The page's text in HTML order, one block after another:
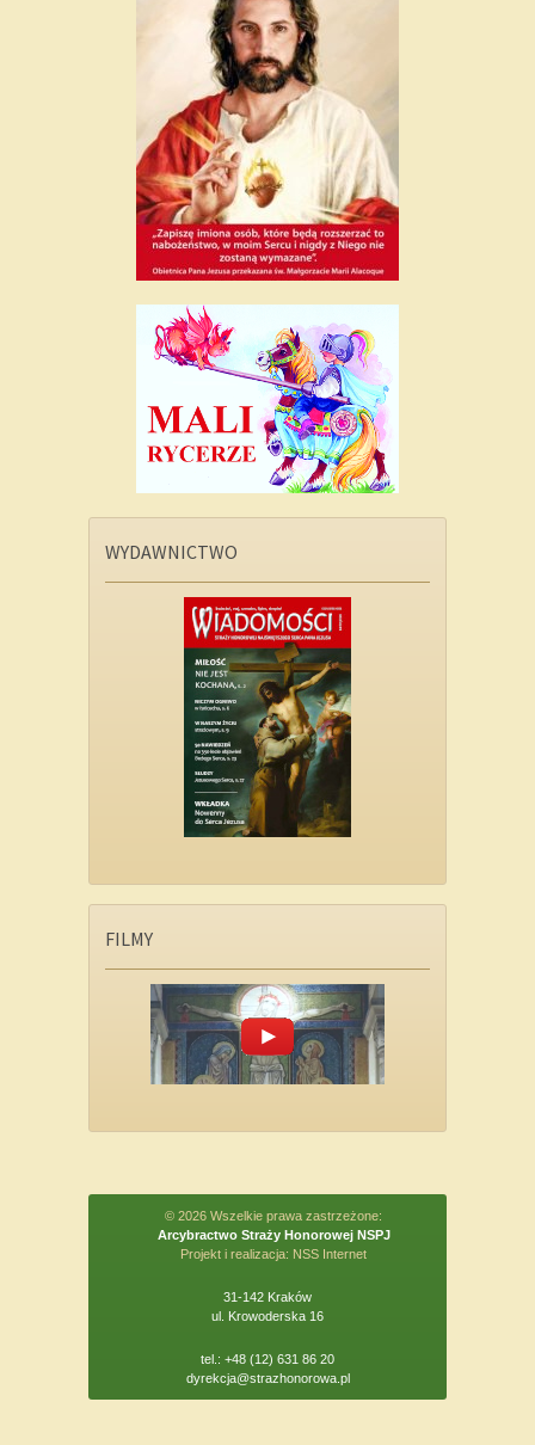
WYDAWNICTWO
FILMY
© 2026 Wszelkie prawa zastrzeżone:
Arcybractwo Straży Honorowej NSPJ
Projekt i realizacja: NSS Internet
31-142 Kraków
ul. Krowoderska 16
tel.: +48 (12) 631 86 20
dyrekcja@strazhonorowa.pl